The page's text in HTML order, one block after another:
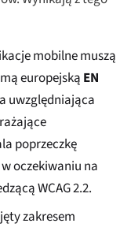
mobilne muszą
europejską EN
uwzględniająca
poprzeczkę
w oczekiwaniu na
WCAG 2.2.
zakresem